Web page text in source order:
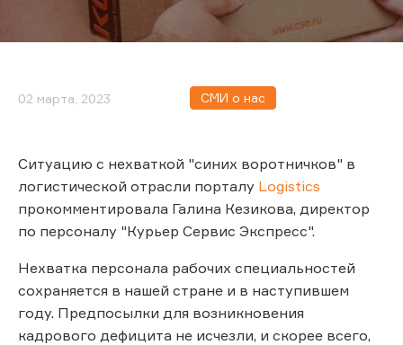
02 марта, 2023 СМИ о нас
Ситуацию с нехваткой "синих воротничков" в
логистической отрасли порталу Logistics
прокомментировала Галина Кезикова, директор
по персоналу "Курьер Сервис Экспресс".
Нехватка персонала рабочих специальностей
сохраняется в нашей стране и в наступившем
году. Предпосылки для возникновения
кадрового дефицита не исчезли, и скорее всего,